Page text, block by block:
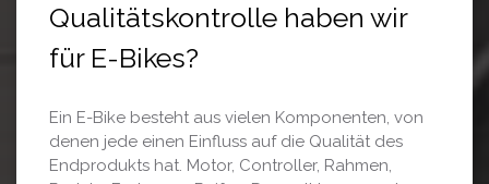
Qualitätskontrolle haben wir
für E-Bikes?
Ein E-Bike besteht aus vielen Komponenten, von
denen jede einen Einfluss auf die Qualität des
Endprodukts hat. Motor, Controller, Rahmen,